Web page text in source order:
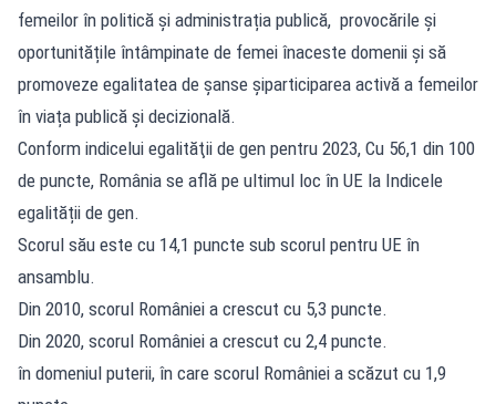
femeilor în politică și administrația publică, provocările și
oportunitățile întâmpinate de femei înaceste domenii și să
promoveze egalitatea de șanse șiparticiparea activă a femeilor
în viața publică și decizională.
Conform indicelui egalităţii de gen pentru 2023, Cu 56,1 din 100
de puncte, România se află pe ultimul loc în UE la Indicele
egalității de gen.
Scorul său este cu 14,1 puncte sub scorul pentru UE în
ansamblu.
Din 2010, scorul României a crescut cu 5,3 puncte.
Din 2020, scorul României a crescut cu 2,4 puncte.
în domeniul puterii, în care scorul României a scăzut cu 1,9